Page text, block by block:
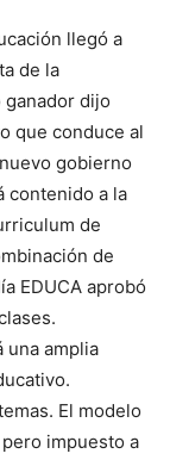
llegó a
de la
dijo
que conduce al
gobierno
conte­nido a la
de
de
EDUCA aprobó
una amplia
El modelo
im­puesto a